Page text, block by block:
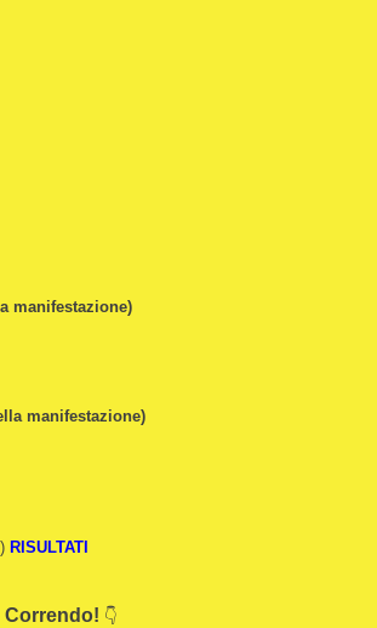
manifestazione)
manifestazione)
RISULTATI
Correndo! 👇